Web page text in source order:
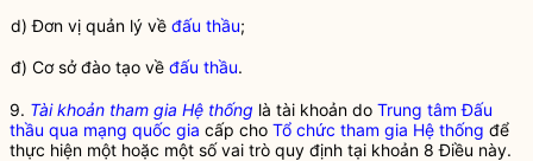
d) Đơn vị quản lý về đấu thầu;
đ) Cơ sở đào tạo về đấu thầu.
9. Tài khoản tham gia Hệ thống là tài khoản do Trung tâm Đấu
thầu qua mạng quốc gia cấp cho Tổ chức tham gia Hệ thống để
thực hiện một hoặc một số vai trò quy định tại khoản 8 Điều này.